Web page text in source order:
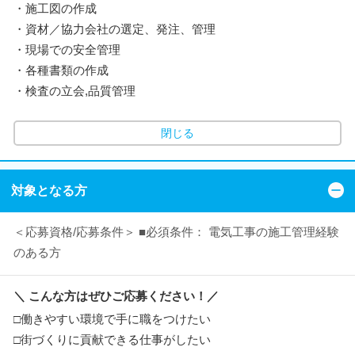
・施工図の作成
・資材／協力会社の選定、発注、管理
・現場での安全管理
・各種書類の作成
・検査の立会,品質管理
閉じる
対象となる方
＜応募資格/応募条件＞ ■必須条件： 電気工事の施工管理経験
のある方
＼ こんな方はぜひご応募ください！／
□働きやすい環境で手に職をつけたい
□街づくりに貢献できる仕事がしたい